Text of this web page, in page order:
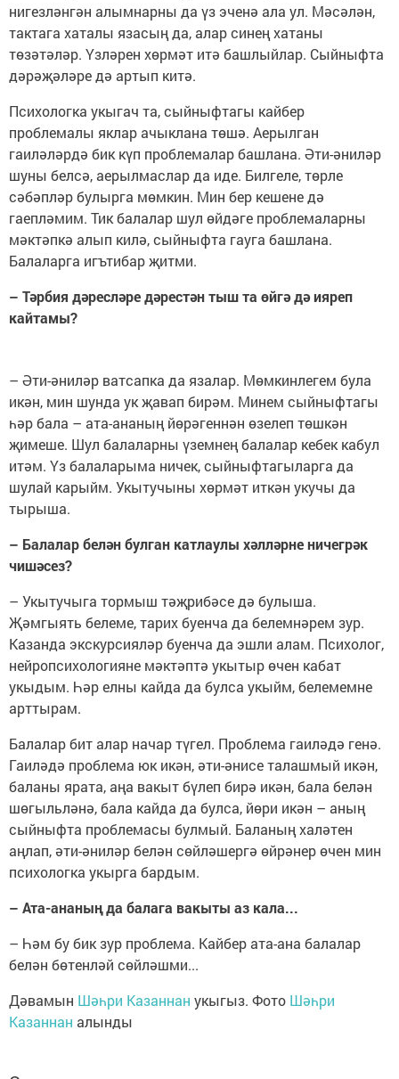
нигезләнгән алымнарны да үз эченә ала ул. Мәсәлән,
тактага хаталы язасың да, алар синең хатаны
төзәтәләр. Үзләрен хөрмәт итә башлыйлар. Сыйныфта
дәрәҗәләре дә артып китә.
Психологка укыгач та, сыйныфтагы кайбер
проблемалы яклар ачыклана төшә. Аерылган
гаиләләрдә бик күп проблемалар башлана. Әти-әниләр
шуны белсә, аерылмаслар да иде. Билгеле, төрле
сәбәпләр булырга мөмкин. Мин бер кешене дә
гаепләмим. Тик балалар шул өйдәге проблемаларны
мәктәпкә алып килә, сыйныфта гауга башлана.
Балаларга игътибар җитми.
– Тәрбия дәресләре дәрестән тыш та өйгә дә ияреп
кайтамы?
– Әти-әниләр ватсапка да язалар. Мөмкинлегем була
икән, мин шунда ук җавап бирәм. Минем сыйныфтагы
һәр бала – ата-ананың йөрәгеннән өзелеп төшкән
җимеше. Шул балаларны үземнең балалар кебек кабул
итәм. Үз балаларыма ничек, сыйныфтагыларга да
шулай карыйм. Укытучыны хөрмәт иткән укучы да
тырыша.
– Балалар белән булган катлаулы хәлләрне ничегрәк
чишәсез?
– Укытучыга тормыш тәҗрибәсе дә булыша.
Җәмгыять белеме, тарих буенча да белемнәрем зур.
Казанда экскурсияләр буенча да эшли алам. Психолог,
нейропсихологияне мәктәптә укытыр өчен кабат
укыдым. Һәр елны кайда да булса укыйм, белемемне
арттырам.
Балалар бит алар начар түгел. Проблема гаиләдә генә.
Гаиләдә проблема юк икән, әти-әнисе талашмый икән,
баланы ярата, аңа вакыт бүлеп бирә икән, бала белән
шөгыльләнә, бала кайда да булса, йөри икән – аның
сыйныфта проблемасы булмый. Баланың халәтен
аңлап, әти-әниләр белән сөйләшергә өйрәнер өчен мин
психологка укырга бардым.
– Ата-ананың да балага вакыты аз кала...
– Һәм бу бик зур проблема. Кайбер ата-ана балалар
белән бөтенләй сөйләшми...
Дәвамын Шәһри Казаннан укыгыз. Фото Шәһри
Казаннан алынды